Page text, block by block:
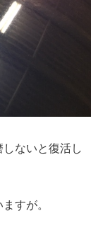
ないと復活し
すが。